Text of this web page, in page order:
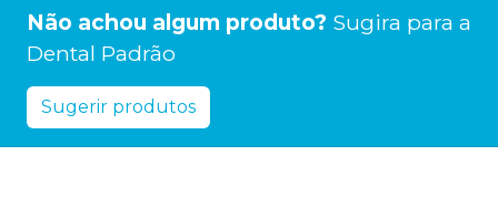
Não achou algum produto? Sugira para a
Dental Padrão
Sugerir produtos